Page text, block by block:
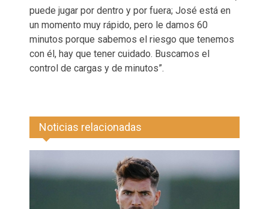
puede jugar por dentro y por fuera; José está en
un momento muy rápido, pero le damos 60
minutos porque sabemos el riesgo que tenemos
con él, hay que tener cuidado. Buscamos el
control de cargas y de minutos”.
Noticias relacionadas